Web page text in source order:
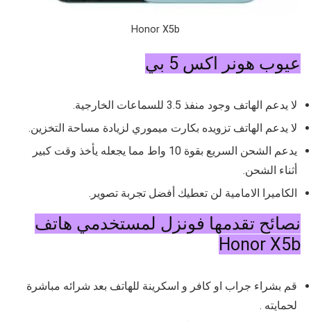
Honor X5b
عيوب هونر اكس 5 بي
لا يدعم الهاتف وجود منفذ 3.5 للسماعات الخارجية.
لا يدعم الهاتف تزويده بكارت ميموري لزيادة مساحة التخزين.
يدعم الشحن السريع بقوة 10 واط مما يجعله يأخذ وقت كبير
أثناء الشحن.
الكاميرا الامامية لن تعطيك أفضل تجربة تصوير.
نصائح تقدمها فونزل لمستخدمي هاتف
Honor X5b
قم بشراء جراب او كافر و اسكرينة للهاتف بعد شرائه مباشرة
لحمايته .